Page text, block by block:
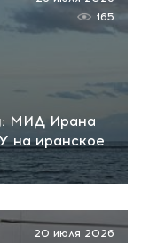
МИД Ирана
на иранское
165
20 июля 2026